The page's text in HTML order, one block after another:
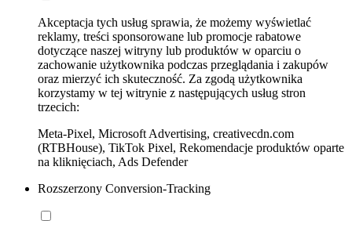
Akceptacja tych usług sprawia, że możemy wyświetlać
reklamy, treści sponsorowane lub promocje rabatowe
dotyczące naszej witryny lub produktów w oparciu o
zachowanie użytkownika podczas przeglądania i zakupów
oraz mierzyć ich skuteczność. Za zgodą użytkownika
korzystamy w tej witrynie z następujących usług stron
trzecich:
Meta-Pixel, Microsoft Advertising, creativecdn.com
(RTBHouse), TikTok Pixel, Rekomendacje produktów oparte
na kliknięciach, Ads Defender
Rozszerzony Conversion-Tracking